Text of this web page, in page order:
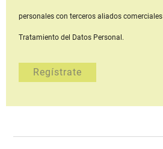
personales con terceros aliados comerciales
Tratamiento del Datos Personal.